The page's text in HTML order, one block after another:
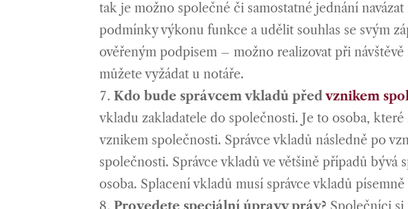
tak je možno společné či samostatné jednání
podmínky výkonu funkce a udělit souhlas se svým
ověřeným podpisem – možno realizovat při
můžete vyžádat u notáře.
Kdo bude správcem vkladů předvznikem
vkladu zakladatele do společnosti. Je to osoba,
vznikem společnosti. Správce vkladů následně po
společnosti. Správce vkladů ve většině případů
osoba. Splacení vkladů musí správce vkladů